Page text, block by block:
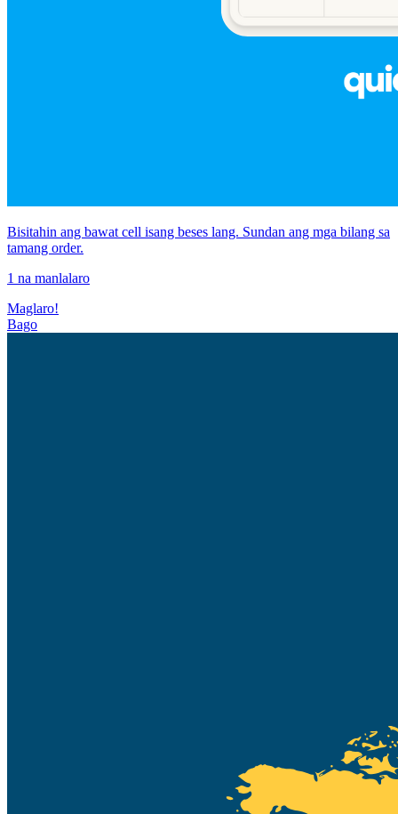
Bisitahin ang bawat cell isang beses lang. Sundan ang mga bilang sa
tamang order.
1 na manlalaro
Maglaro!
Bago